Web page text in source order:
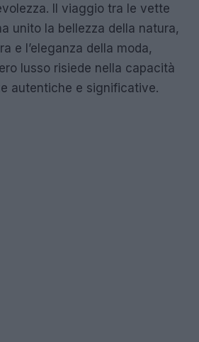
Il viaggio tra le vette
unito la bellezza della natura,
e l’eleganza della moda,
lusso risiede nella capacità
autentiche e significative.